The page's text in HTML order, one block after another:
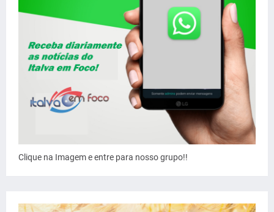
Clique na Imagem e entre para nosso grupo!!